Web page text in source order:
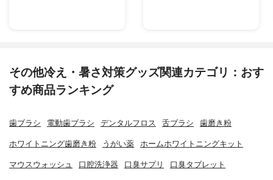
その他冷え・暑さ対策グッズ関連カテゴリ：おす
すめ商品ランキング
歯ブラシ 電動歯ブラシ デンタルフロス 舌ブラシ 歯磨き粉
ホワイトニング歯磨き粉 うがい薬 ホームホワイトニングキット
マウスウォッシュ 口腔洗浄器 口臭サプリ 口臭タブレット